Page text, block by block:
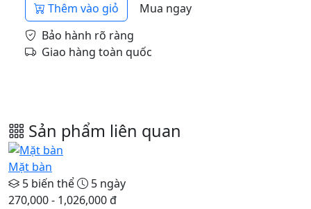
Thêm vào giỏ
Mua ngay
Bảo hành rõ ràng
Giao hàng toàn quốc
Sản phẩm liên quan
Mặt bàn
5 biến thể
5 ngày
270,000 - 1,026,000 đ